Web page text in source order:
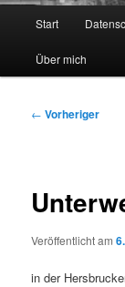
Start
Über mich
Beitragsnavigation
← Vorheriger
Veröffentlicht am
in der